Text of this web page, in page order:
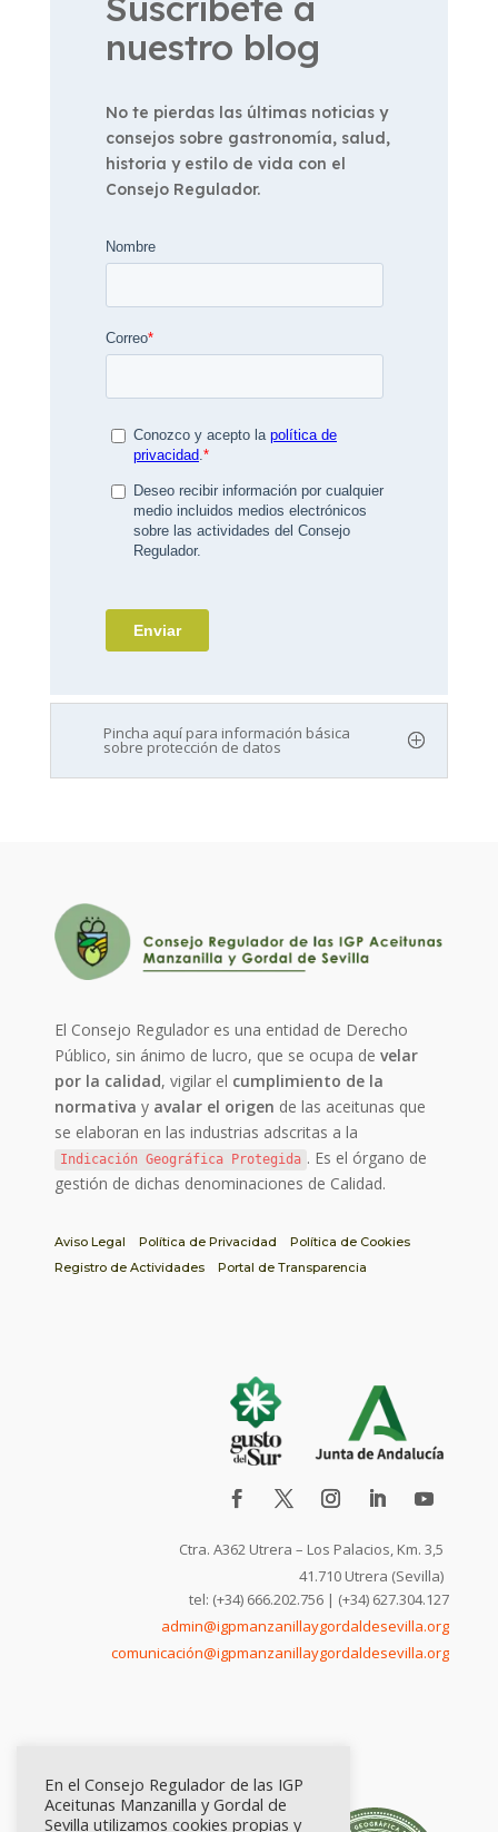
nuestro blog
No te pierdas las últimas noticias y
consejos sobre gastronomía, salud,
historia y estilo de vida con el
Consejo Regulador.
Pincha aquí para información básica
sobre protección de datos
El Consejo Regulador es una entidad de Derecho
Público, sin ánimo de lucro, que se ocupa develar
por la calidad, vigilar el cumplimiento de la
normativa y avalar el origen de las aceitunas que
se elaboran en las industrias adscritas a la
Indicación Geográfica Protegida . Es el órgano de
gestión de dichas denominaciones de Calidad.
Aviso Legal Política de Privacidad
Política de Cookies
Registro de Actividades
Portal de Transparencia
Ctra. A362 Utrera – Los Palacios, Km. 3,5
41.710 Utrera (Sevilla)
tel: (+34) 666.202.756 | (+34) 627.304.127
admin@igpmanzanillaygordaldesevilla.org
comunicación@igpmanzanillaygordaldesevilla.org
En el Consejo Regulador de las IGP
Aceitunas Manzanilla y Gordal de
Sevilla utilizamos cookies propias y